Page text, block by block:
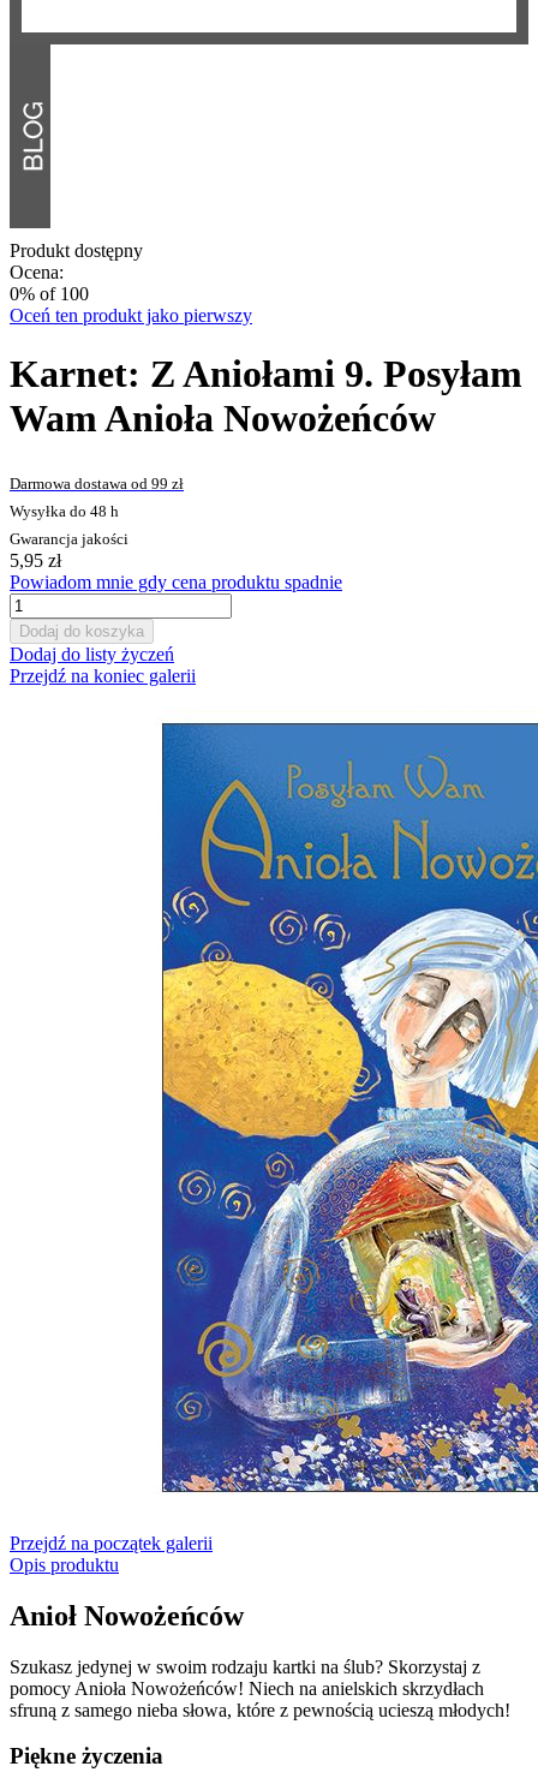
Produkt dostępny
Ocena:
0% of 100
Oceń ten produkt jako pierwszy
Karnet: Z Aniołami 9. Posyłam
Wam Anioła Nowożeńców
Darmowa dostawa od 99 zł
Wysyłka do 48 h
Gwarancja jakości
5,95 zł
Powiadom mnie gdy cena produktu spadnie
Dodaj do koszyka
Dodaj do listy życzeń
Przejdź na koniec galerii
Przejdź na początek galerii
Opis produktu
Anioł Nowożeńców
Szukasz jedynej w swoim rodzaju kartki na ślub? Skorzystaj z
pomocy Anioła Nowożeńców! Niech na anielskich skrzydłach
sfruną z samego nieba słowa, które z pewnością ucieszą młodych!
Piękne życzenia